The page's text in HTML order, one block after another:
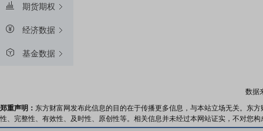
期货期权
经济数据
基金数据
数据
郑重声明： 东方财富网发布此信息的目的在于传播更多信息，与本站立场无关。东
性、完整性、有效性、及时性、原创性等。相关信息并未经过本网站证实，不对您